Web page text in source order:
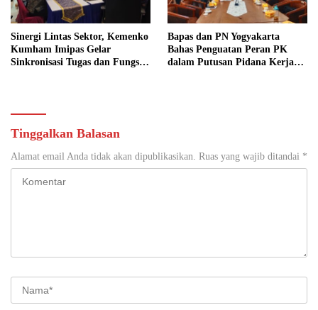
Sinergi Lintas Sektor, Kemenko
Kumham Imipas Gelar
Sinkronisasi Tugas dan Fungsi
Bapas dan PN Yogyakarta
Bahas Penguatan Peran PK
dalam Putusan Pidana Kerja
Tinggalkan Balasan
Alamat email Anda tidak akan dipublikasikan. Ruas yang wajib ditandai *